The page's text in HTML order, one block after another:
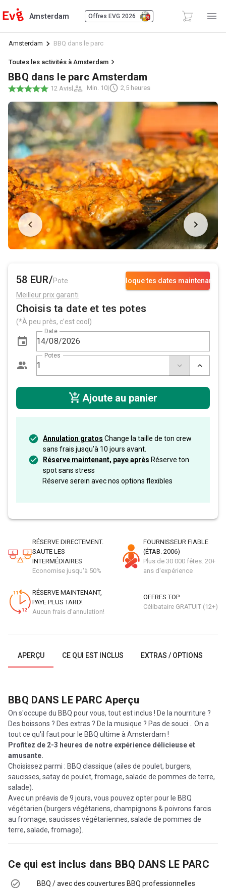
Amsterdam Offres EVG 2026
Amsterdam BBQ dans le parc
Toutes les activités à Amsterdam
BBQ dans le parc Amsterdam
12 Avis| Min. 10| 2,5 heures
Bloque tes dates maintenant
58 EUR/Pote
Meilleur prix garanti
Choisis ta date et tes potes
(*À peu près, c’est cool)
Date
Potes
Ajoute au panier
Annulation gratos Change la taille de ton crew
sans frais jusqu’à 10 jours avant.
Réserve maintenant, paye après Réserve ton
spot sans stress
Réserve serein avec nos options flexibles
RÉSERVE DIRECTEMENT.
SAUTE LES
INTERMÉDIAIRES
Economise jusqu'à 50%
FOURNISSEUR FIABLE
(ÉTAB. 2006)
Plus de 30 000 fêtes. 20+
ans d'expérience
RÉSERVE MAINTENANT,
PAYE PLUS TARD!
Aucun frais d’annulation!
OFFRES TOP
Célibataire GRATUIT (12+)
APERÇU CE QUI EST INCLUS EXTRAS / OPTIONS
BBQ DANS LE PARC Aperçu
On s'occupe du BBQ pour vous, tout est inclus ! De la nourriture ?
Des boissons ? Des extras ? De la musique ? Pas de souci... On a
tout ce qu'il faut pour le BBQ ultime à Amsterdam !
Profitez de 2-3 heures de notre expérience délicieuse et
amusante.
Choisissez parmi : BBQ classique (ailes de poulet, burgers,
saucisses, satay de poulet, fromage, salade de pommes de terre,
salade).
Avec un préavis de 9 jours, vous pouvez opter pour le BBQ
végétarien (burgers végétariens, champignons & poivrons farcis
au fromage, saucisses végétariennes, salade de pommes de
terre, salade, fromage).
Ce qui est inclus dans BBQ DANS LE PARC
BBQ / avec des couvertures BBQ professionnelles